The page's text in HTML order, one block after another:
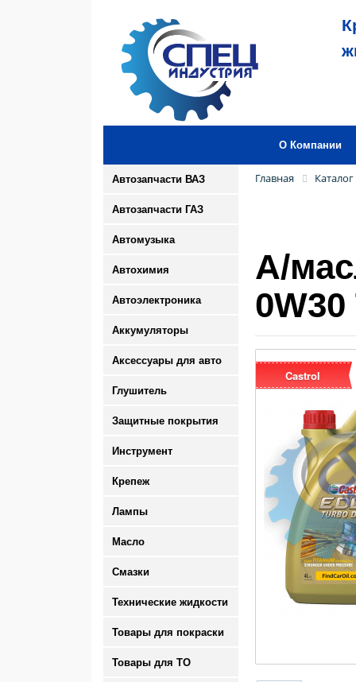
О Компании
Автозапчасти ВАЗ
Автозапчасти ГАЗ
Автомузыка
Автохимия
Автоэлектроника
Аккумуляторы
Аксессуары для авто
Глушитель
Защитные покрытия
Инструмент
Крепеж
Лампы
Масло
Смазки
Технические жидкости
Товары для покраски
Товары для ТО
Главная Каталог
А/
Castrol